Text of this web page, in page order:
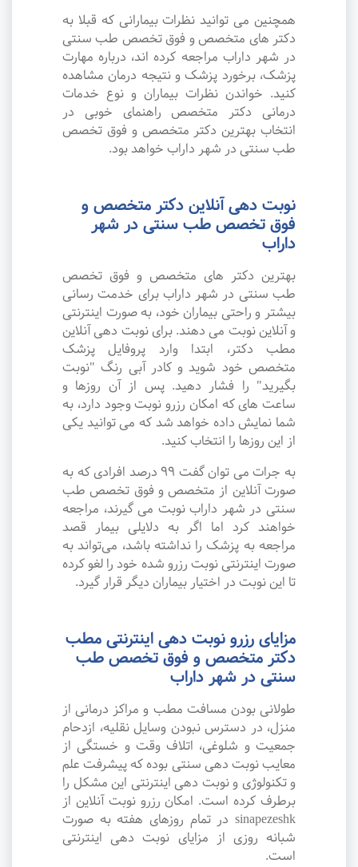
همچنین می توانید نظرات بیمارانی که قبلا به
دکتر های متخصص و فوق تخصص طب سنتی
در شهر داراب مراجعه کرده اند، درباره مهارت
پزشک، برخورد پزشک و نتیجه درمان مشاهده
کنید. خواندن نظرات بیماران و نوع خدمات
درمانی دکتر متخصص راهنمای خوبی در
انتخاب بهترین دکتر متخصص و فوق تخصص
طب سنتی در شهر داراب خواهد بود.
نوبت دهی آنلاین دکتر متخصص و
فوق تخصص طب سنتی در شهر
داراب
بهترین دکتر های متخصص و فوق تخصص
طب سنتی در شهر داراب برای خدمت رسانی
بیشتر و راحتی بیماران خود، به صورت اینترنتی
و آنلاین نوبت می دهند. برای نوبت دهی آنلاین
مطب دکتر، ابتدا وارد پروفایل پزشک
متخصص خود شوید و کادر آبی رنگ "نوبت
بگیرید" را فشار دهید. پس از آن روزها و
ساعت های که امکان رزرو نوبت وجود دارد، به
شما نمایش داده خواهد شد که می توانید یکی
از این روزها را انتخاب کنید.
به جرات می‌ توان گفت ۹۹ درصد افرادی که به
صورت آنلاین از متخصص و فوق تخصص طب
سنتی در شهر داراب نوبت می گیرند، مراجعه
خواهند کرد اما اگر به دلایلی بیمار قصد
مراجعه به پزشک را نداشته باشد، می‌تواند به
صورت اینترنتی نوبت رزرو شده خود را لغو کرده
تا این نوبت در اختیار بیماران دیگر قرار گیرد.
مزایای رزرو نوبت دهی اینترنتی مطب
دکتر متخصص و فوق تخصص طب
سنتی در شهر داراب
طولانی بودن مسافت مطب و مراکز درمانی از
منزل، در دسترس نبودن وسایل نقلیه، ازدحام
جمعیت و شلوغی، اتلاف وقت و خستگی از
معایب نوبت دهی سنتی بوده که پیشرفت علم
و تکنولوژی و نوبت دهی اینترنتی این مشکل را
برطرف کرده است. امکان رزرو نوبت آنلاین از
sinapezeshk در تمام روزهای هفته به صورت
شبانه روزی از مزایای نوبت دهی اینترنتی
است.